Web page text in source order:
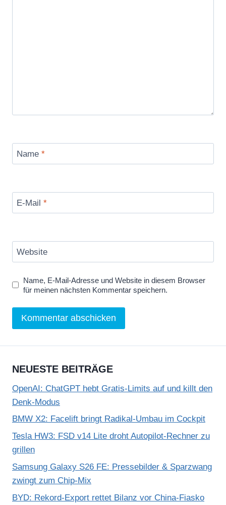
Name *
E-Mail *
Website
Name, E-Mail-Adresse und Website in diesem Browser
für meinen nächsten Kommentar speichern.
NEUESTE BEITRÄGE
OpenAI: ChatGPT hebt Gratis-Limits auf und killt den
Denk-Modus
BMW X2: Facelift bringt Radikal-Umbau im Cockpit
Tesla HW3: FSD v14 Lite droht Autopilot-Rechner zu
grillen
Samsung Galaxy S26 FE: Pressebilder & Sparzwang
zwingt zum Chip-Mix
BYD: Rekord-Export rettet Bilanz vor China-Fiasko